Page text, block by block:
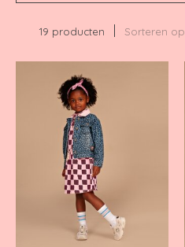
19 producten Sorteren op